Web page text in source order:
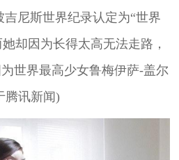
吉尼斯世界纪录认定为“世界
却因为长得太高无法走路，
世界最高少女鲁梅伊萨-盖尔
腾讯新闻)